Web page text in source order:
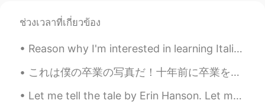
JP EN
JP EN
可愛い😂😂😂
ช่วงเวลาที่เกี่ยวข้อง
Reason why I'm interested in learning Italian: I saw this beautiful movie a few years ago, and f...
これは僕の卒業の写真だ！十年前に卒業をしたけど、先週にこの写真を取り寄せたばかり！僕はおっちょこちょいだったことを認める😁ついに今朝届けが来ている。写真が好きだけど、この男子のほうが僕より若いて...
Let me tell the tale by Erin Hanson. Let me tell the tale Of a girl who didn't stop, Who climbed...